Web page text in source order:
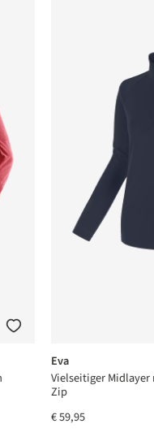
Eva
Vielseitiger
Zip
€ 59,95